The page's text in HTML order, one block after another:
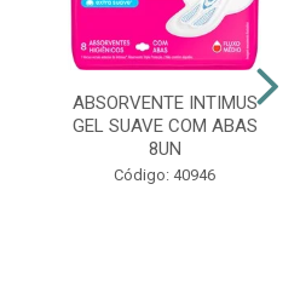
ABSORVENTE INTIMUS
GEL SUAVE COM ABAS
8UN
Código: 40946